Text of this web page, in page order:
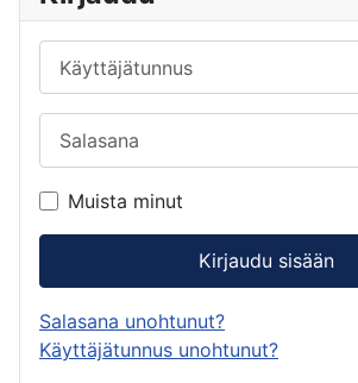
Muista minut
Kirjaudu sisään
Salasana unohtunut?
Käyttäjätunnus unohtunut?